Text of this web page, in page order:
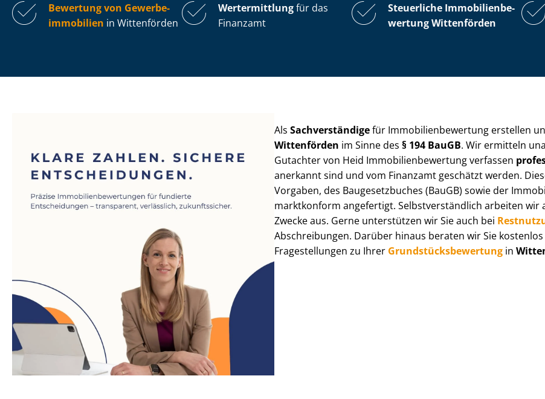
Bewertung von Ge­wer­be­
im­mo­bi­li­en in Wittenförden
Wertermittlungfür das
Finanzamt
Steuerliche Im­mo­bi­li­en­be­
wer­tungWittenförden
AlsSachverständigefür Im­mo­bi­li­en­be­wer­tung erstellen
Wittenförden im Sinne des§ 194 BauGB. Wir ermitteln
Gutachter von Heid Im­mo­bi­li­en­be­wer­tung verfassen
anerkannt sind und vom Finanzamt geschätzt werden.
Vorgaben, des Baugesetzbuches (BauGB) sowie der
marktkonform angefertigt. Selbst­ver­ständ­lich arbeiten wir
Zwecke aus. Gerne unterstützen wir Sie auch bei
Abschreibungen. Darüber hinaus beraten wir Sie
Fragestellungen zu Ihrer Grund­stücks­be­wer­tung in